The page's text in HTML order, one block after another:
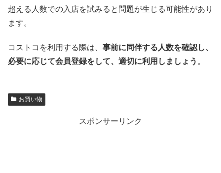
超える人数での入店を試みると問題が生じる可能性があり
ます。
コストコを利用する際は、 事前に同伴する人数を確認し、
必要に応じて会員登録をして、適切に利用しましょう 。
お買い物
スポンサーリンク